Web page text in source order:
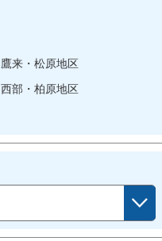
鷹来・松原地区
西部・柏原地区